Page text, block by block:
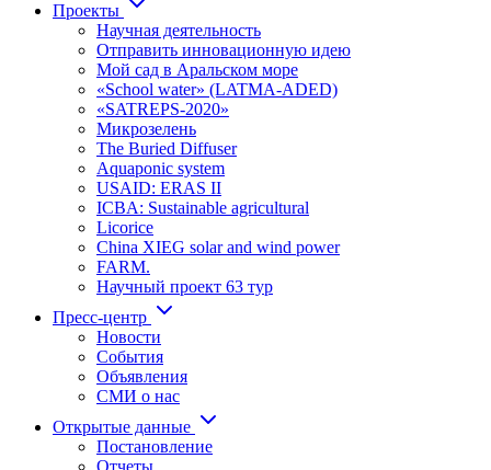
Проекты
Научная деятельность
Отправить инновационную идею
Мой сад в Аральском море
«School water» (LATMA-ADED)
«SATREPS-2020»
Микрозелень
The Buried Diffuser
Aquaponic system
USAID: ERAS II
ICBA: Sustainable agricultural
Licorice
China XIEG solar and wind power
FARM.
Научный проект 63 тур
Пресс-центр
Новости
События
Объявления
СМИ о нас
Открытые данные
Постановление
Отчеты